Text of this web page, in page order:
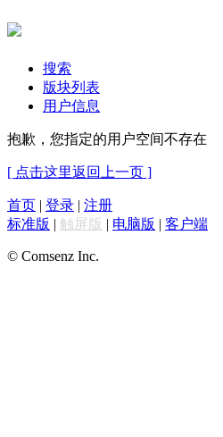
搜索
版块列表
用户信息
抱歉，您指定的用户空间不存在
[ 点击这里返回上一页 ]
首页 | 登录 | 注册
标准版 | 触屏版 | 电脑版 | 客户端
© Comsenz Inc.